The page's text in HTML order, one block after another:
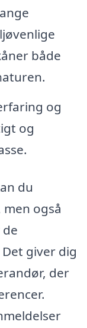
både
og
og
du
også
giver dig
der